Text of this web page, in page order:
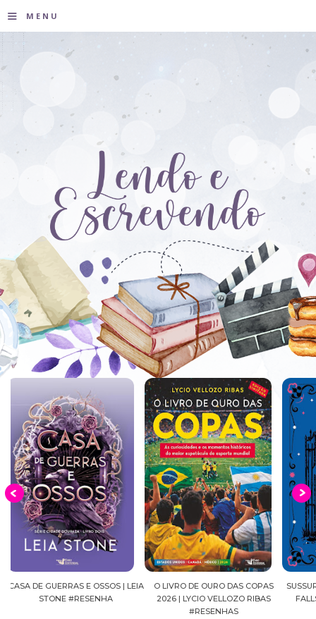
≡ MENU
O LIVRO DE OURO DAS COPAS
2026 | LYCIO VELLOZO RIBAS
SUSSURROS AO LUAR | SHADOW
FALLS, VOL.04 | C.C.HUNTER
#RESENHA